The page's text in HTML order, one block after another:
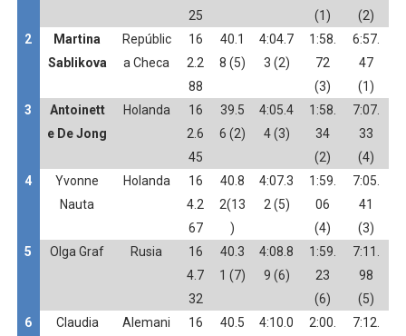
25
(1)
(2)
2
Martina
Sablikova
Repúblic
a Checa
16
2.2
88
40.1
8 (5)
4:04.7
3 (2)
1:58.
72
(3)
6:57.
47
(1)
3
Antoinett
e De Jong
Holanda
16
2.6
45
39.5
6 (2)
4:05.4
4 (3)
1:58.
34
(2)
7:07.
33
(4)
4
Yvonne
Nauta
Holanda
16
4.2
67
40.8
2(13
)
4:07.3
2 (5)
1:59.
06
(4)
7:05.
41
(3)
5
Olga Graf Rusia
16
4.7
32
40.3
1 (7)
4:08.8
9 (6)
1:59.
23
(6)
7:11.
98
(5)
6
Claudia Alemani 16 40.5 4:10.0 2:00. 7:12.